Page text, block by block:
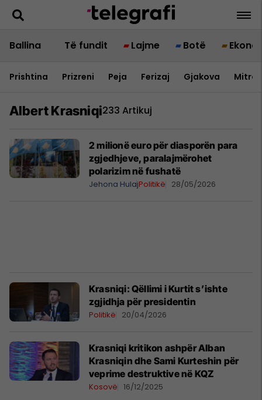
Ballina Të fundit Lajme Botë
Prishtina Prizreni Peja Ferizaj Gjakova
Albert Krasniqi233 Artikuj
2 milionë euro për diasporën para
zgjedhjeve, paralajmërohet
polarizim në fushatë
Jehona HulajPolitikë 28/05/2026
Krasniqi: Qëllimi i Kurtit s’ishte
zgjidhja për presidentin
Politikë 20/04/2026
Krasniqi kritikon ashpër Alban
Krasniqin dhe Sami Kurteshin për
veprime destruktive në KQZ
Kosovë 16/12/2025